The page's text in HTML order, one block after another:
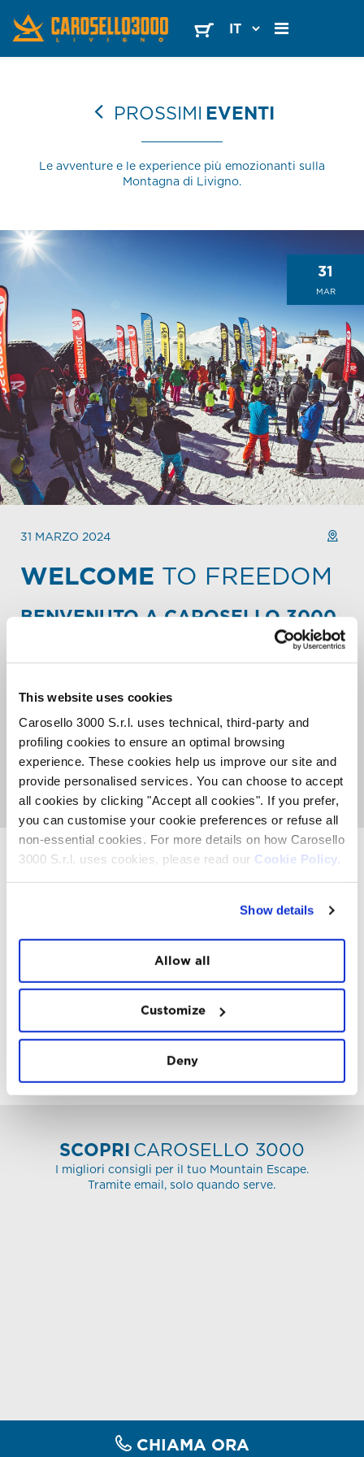
This website uses cookies
Carosello 3000 S.r.l. uses technical, third-party and
profiling cookies to ensure an optimal browsing
experience. These cookies help us improve our site and
provide personalised services. You can choose to accept
all cookies by clicking "Accept all cookies". If you prefer,
you can customise your cookie preferences or refuse all
non-essential cookies. For more details on how Carosello
3000 S.r.l. uses cookies, please read our Cookie Policy.
Show details
Allow all
Customize
Deny
PROSSIMI EVENTI
Le avventure e le experience più emozionanti sulla
Montagna di Livigno.
31
MAR
31 MARZO 2024
WELCOME TO FREEDOM
BENVENUTO A CAROSELLO 3000.
Festeggia il week-end o l’inizio della tua settimana con
amici o famiglia.
Carosello 3000 (arrivo cabinovia n°11-12) si trasforma
nella location di una grande festa-evento. Qui puoi
informarti sulle attività, gli eventi e le Top Experience che
hanno luogo sulla Montagna. Ma anche conoscere lo
snow-food FatCat, ascoltare bella musica e giocare
insieme al nostro team d’intrattenimento provando a
vincere dei voli in parapendio e altri premi.
FREEDOM
FOLLOW
SCOPRICAROSELLO 3000
I migliori consigli per il tuo Mountain Escape.
Tramite email, solo quando serve.
CHIAMA ORA